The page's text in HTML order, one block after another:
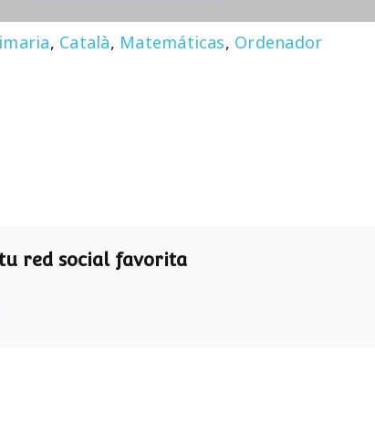
, Català, Matemáticas, Ordenador
red social favorita